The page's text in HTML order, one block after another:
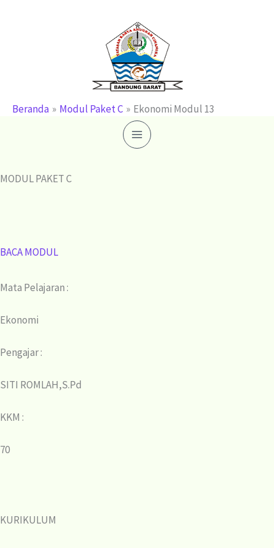
Beranda Modul Paket C Ekonomi Modul 13
MODUL PAKET C
BACA MODUL
Mata Pelajaran :
Ekonomi
Pengajar :
SITI ROMLAH,S.Pd
KKM :
70
KURIKULUM